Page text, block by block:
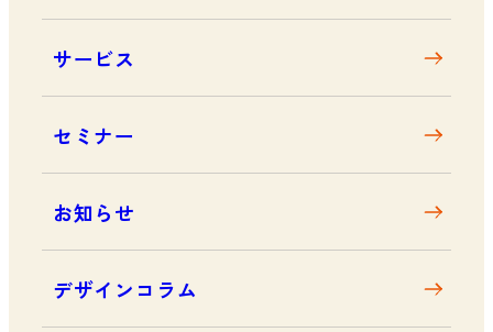
デザイン経営とは
サービス
セミナー
お知らせ
デザインコラム